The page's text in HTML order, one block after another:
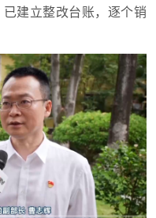
建立整改台账，逐个销